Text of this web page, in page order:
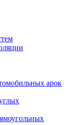
арок